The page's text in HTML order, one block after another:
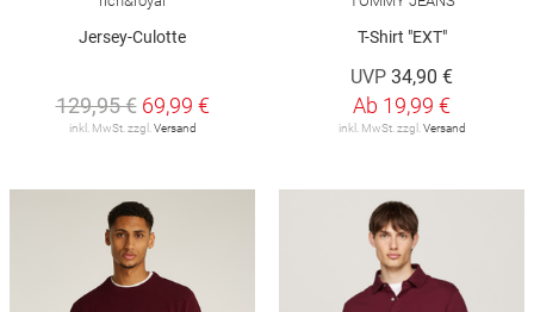
Jersey-Culotte
129,95 € 69,99 €
inkl. MwSt. zzgl.Versand
T-Shirt "EXT"
UVP 34,90 €
Ab 19,99 €
inkl. MwSt. zzgl.Versand